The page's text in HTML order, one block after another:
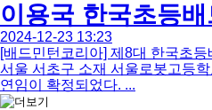
이용국 한국초등
2024-12-23 13:23
[배드민턴코리아] 제8대 한국초
서울 서초구 소재 서울로봇고등
연임이 확정되었다. ...